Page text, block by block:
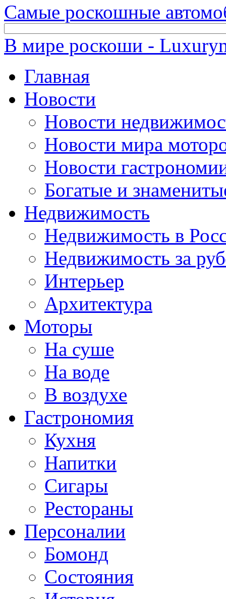
Самые роскошные
В мире роскоши -
Главная
Новости
Новости
Новости мира
Новости
Богатые и
Недвижимость
Недвижимость в
Недвижимость за
Интерьер
Архитектура
Моторы
На суше
На воде
В воздухе
Гастрономия
Кухня
Напитки
Сигары
Рестораны
Персоналии
Бомонд
Состояния